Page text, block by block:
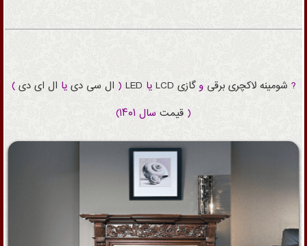
? شومینه لاکچری برقی وگازی LCD یا LED
( ال سی دی یا ال ای دی )
( قیمتسال ۱۴۰۱)